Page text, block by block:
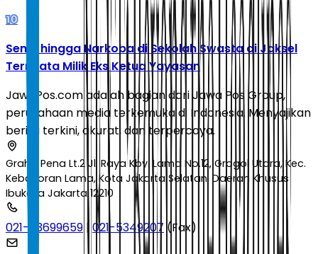
10
Senpi hingga Narkoba di Sekolah Swasta di Jaksel
Ternyata Milik Eks Ketua Yayasan
JawaPos.com adalah bagian dari Jawa Pos Group,
perusahaan media terkemuka di Indonesia. Menyajikan
berita terkini, akurat, dan terpercaya.
Graha Pena Lt.2 Jl. Raya Kby. Lama No.12, Grogol Utara, Kec.
Kebayoran Lama, Kota Jakarta Selatan, Daerah Khusus
Ibukota Jakarta 12210
021-53699659 | 021-5349207 (Fax)